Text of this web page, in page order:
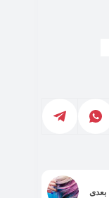
بعدی